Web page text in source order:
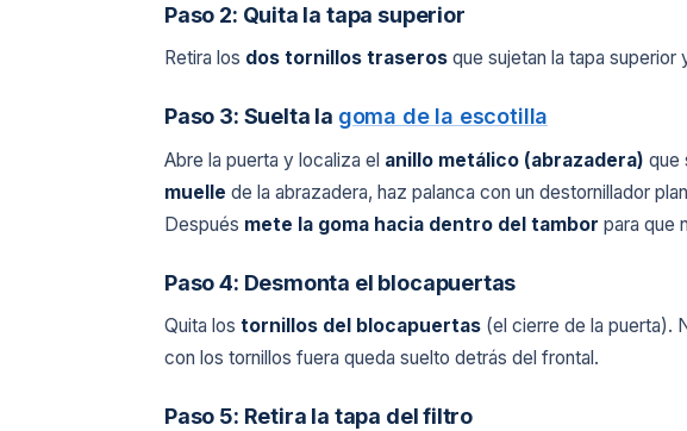
Paso 2: Quita la tapa superior
Retira los dos tornillos traseros que sujetan la tapa superior
Paso 3: Suelta la goma de la escotilla
Abre la puerta y localiza el anillo metálico (abrazadera) que
muelle de la abrazadera, haz palanca con un destornillador
Después mete la goma hacia dentro del tambor para que
Paso 4: Desmonta el blocapuertas
Quita los tornillos del blocapuertas (el cierre de la puerta).
con los tornillos fuera queda suelto detrás del frontal.
Paso 5: Retira la tapa del filtro